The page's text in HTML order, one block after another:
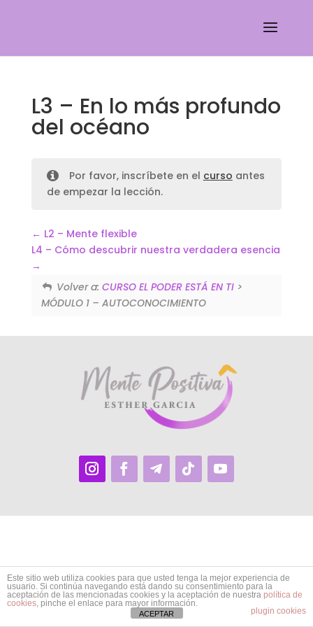
L3 – En lo más profundo
del océano
Por favor, inscríbete en el curso antes
de empezar la lección.
L2 – Mente flexible
L4 – Cómo descubrir nuestra verdadera esencia
Volver a:CURSO EL PODER ESTÁ EN TI >
MÓDULO 1 – AUTOCONOCIMIENTO
Este sitio web utiliza cookies para que usted tenga la mejor experiencia de
usuario. Si continúa navegando está dando su consentimiento para la
aceptación de las mencionadas cookies y la aceptación de nuestra política de
cookies, pinche el enlace para mayor información.
plugin cookies
ACEPTAR